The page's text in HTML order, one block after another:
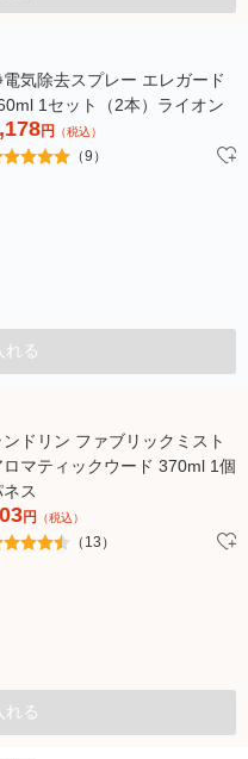
電気除去スプレー エレガード
1セット（2本）ライオン
円 （税込）
（9）
れる
ンドリン ファブリックミスト
ロマティックウード 370ml 1個
ス
円 （税込）
（13）
れる